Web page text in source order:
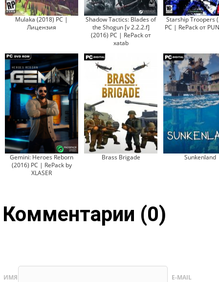
Mulaka (2018) PC |
Лицензия
Shadow Tactics: Blades of
the Shogun [v 2.2.2.f]
(2016) PC | RePack от
xatab
Starship Troopers
PC | RePack от
Gemini: Heroes Reborn
(2016) PC | RePack by
XLASER
Brass Brigade Sunkenland
Комментарии (0)
ИМЯ E-MAIL